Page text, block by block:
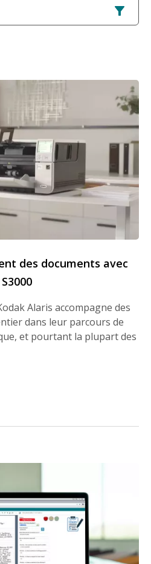
des documents avec
Alaris accompagne des
dans leur parcours de
et pourtant la plupart des